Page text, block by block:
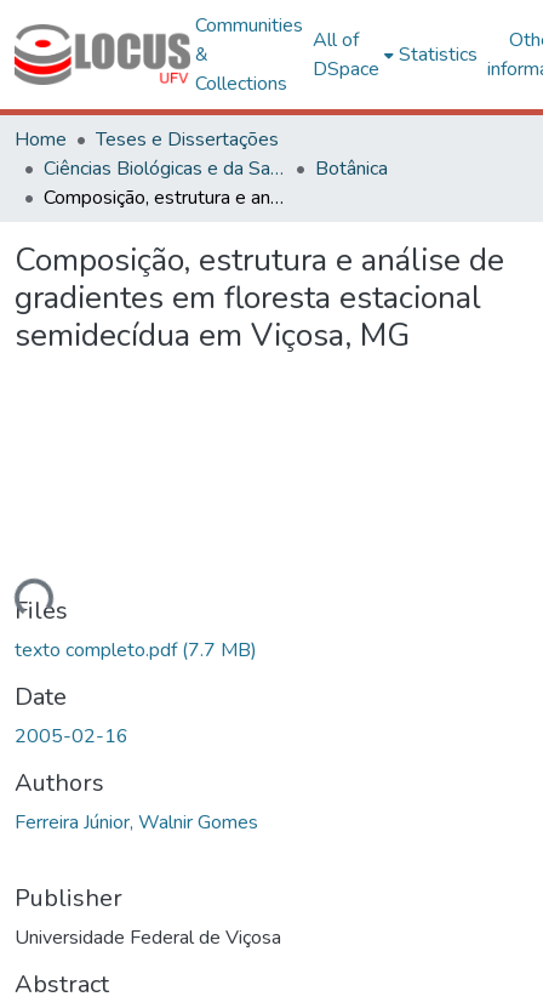
Communities
&
Collections
All of
DSpace
Statistics
Home
Teses e Dissertações
Ciências Biológicas e da Saúde
Botânica
Composição, estrutura e análise de gradientes em floresta estacional semidecídua em Viçosa, MG
Composição, estrutura e análise de
gradientes em floresta estacional
semidecídua em Viçosa, MG
Loading...
Files
texto completo.pdf(7.7 MB)
Date
2005-02-16
Authors
Ferreira Júnior, Walnir Gomes
Publisher
Universidade Federal de Viçosa
Abstract